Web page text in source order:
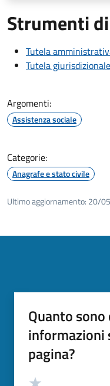
Strumenti
Tutela
Tutela giurisdizionale
Argomenti:
Assistenza sociale
Categorie:
Anagrafe e stato civile
Ultimo aggiornamento: 20/
Quanto sono
informazioni
pagina?
Valutazione